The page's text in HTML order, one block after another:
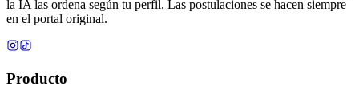
la IA las ordena según tu perfil. Las postulaciones se hacen siempre
en el portal original.
Producto